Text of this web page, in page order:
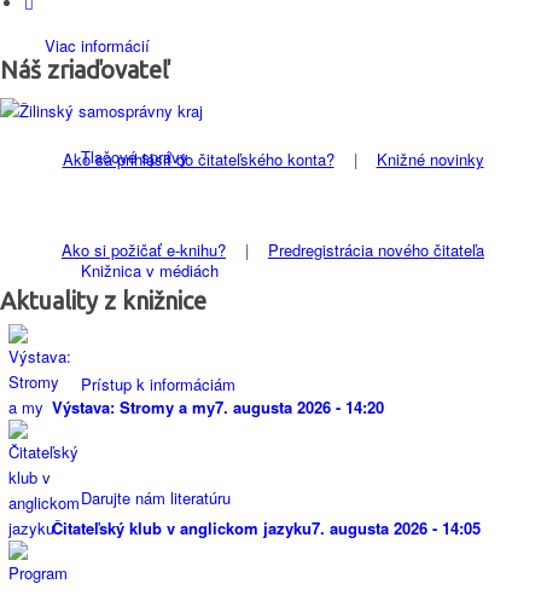
Viac informácií
Tlačové správy
Knižnica v médiách
Prístup k informáciám
Darujte nám literatúru
Náš zriaďovateľ
Ako sa prihlásiť do čitateľského konta?| Knižné novinky
Ako si požičať e-knihu? | Predregistrácia nového čitateľa
Aktuality z knižnice
Výstava: Stromy a my7. augusta 2026 - 14:20
Čitateľský klub v anglickom jazyku7. augusta 2026 - 14:05